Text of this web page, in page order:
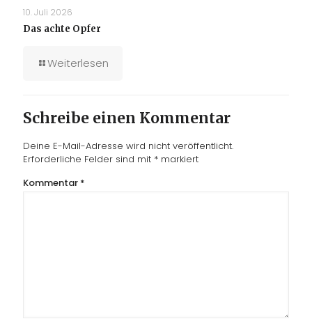
10. Juli 2026
Das achte Opfer
Weiterlesen
Schreibe einen Kommentar
Deine E-Mail-Adresse wird nicht veröffentlicht.
Erforderliche Felder sind mit * markiert
Kommentar *